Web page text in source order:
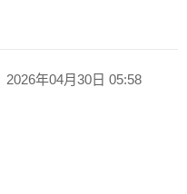
2026年04月30日 05:58